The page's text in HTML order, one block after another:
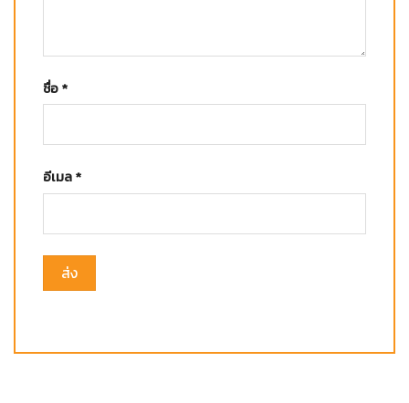
ชื่อ*
อีเมล*